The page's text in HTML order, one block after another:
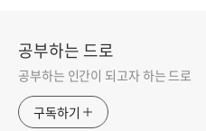
공부하는 드로
공부하는 인간이 되고자 하는 드로
구독하기